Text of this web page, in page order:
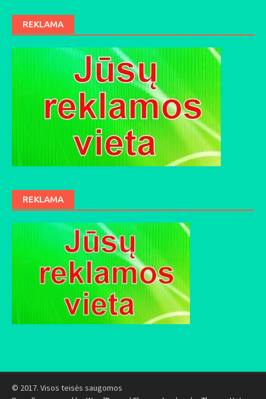
REKLAMA
REKLAMA
© 2017. Visos teisės saugomos